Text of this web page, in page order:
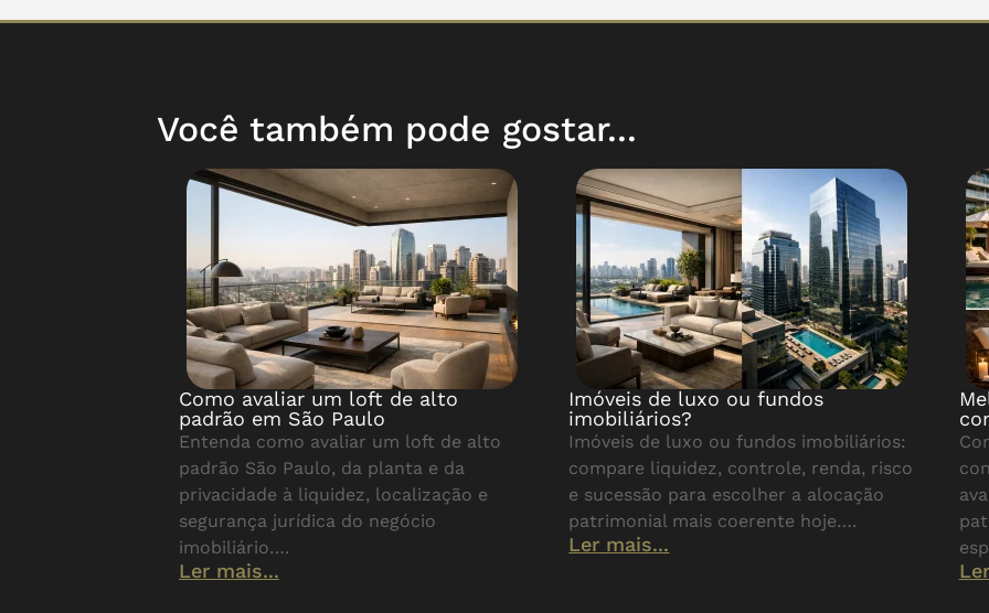
Você também pode gostar...
Como avaliar um loft de alto
padrão em São Paulo
Entenda como avaliar um loft de alto
padrão São Paulo, da planta e da
privacidade à liquidez, localização e
segurança jurídica do negócio
imobiliário….
Ler mais...
Imóveis de luxo ou fundos
imobiliários?
Imóveis de luxo ou fundos imobiliários:
compare liquidez, controle, renda, risco
e sucessão para escolher a alocação
patrimonial mais coerente hoje….
Ler mais...